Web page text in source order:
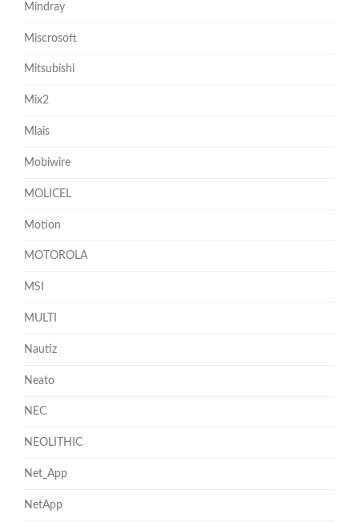
Mindray
Miscrosoft
Mitsubishi
Mix2
Mlais
Mobiwire
MOLICEL
Motion
MOTOROLA
MSI
MULTI
Nautiz
Neato
NEC
NEOLITHIC
Net_App
NetApp